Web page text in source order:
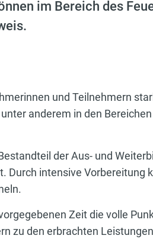
im Bereich des
und Teilnehmern
anderem in den
der Aus- und
intensive Vorbereitung
Zeit die volle
zu den erbrachten